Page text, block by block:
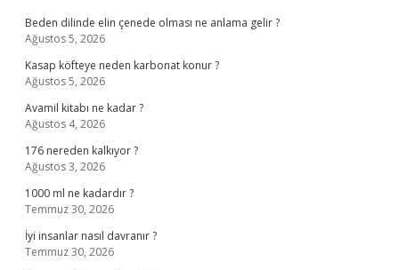
Beden dilinde elin çenede olması ne anlama gelir ?
Ağustos 5, 2026
Kasap köfteye neden karbonat konur ?
Ağustos 5, 2026
Avamil kitabı ne kadar ?
Ağustos 4, 2026
176 nereden kalkıyor ?
Ağustos 3, 2026
1000 ml ne kadardır ?
Temmuz 30, 2026
İyi insanlar nasıl davranır ?
Temmuz 30, 2026